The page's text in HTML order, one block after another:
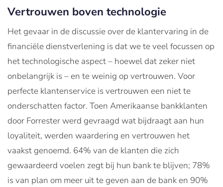
Vertrouwen boven technologie
Het gevaar in de discussie over de klantervaring in de
financiële dienstverlening is dat we te veel focussen op
het technologische aspect – hoewel dat zeker niet
onbelangrijk is – en te weinig op vertrouwen. Voor
perfecte klantenservice is vertrouwen een niet te
onderschatten factor. Toen Amerikaanse bankklanten
door Forrester werd gevraagd wat bijdraagt aan hun
loyaliteit, werden waardering en vertrouwen het
vaakst genoemd. 64% van de klanten die zich
gewaardeerd voelen zegt bij hun bank te blijven; 78%
is van plan om meer uit te geven aan de bank en 90%